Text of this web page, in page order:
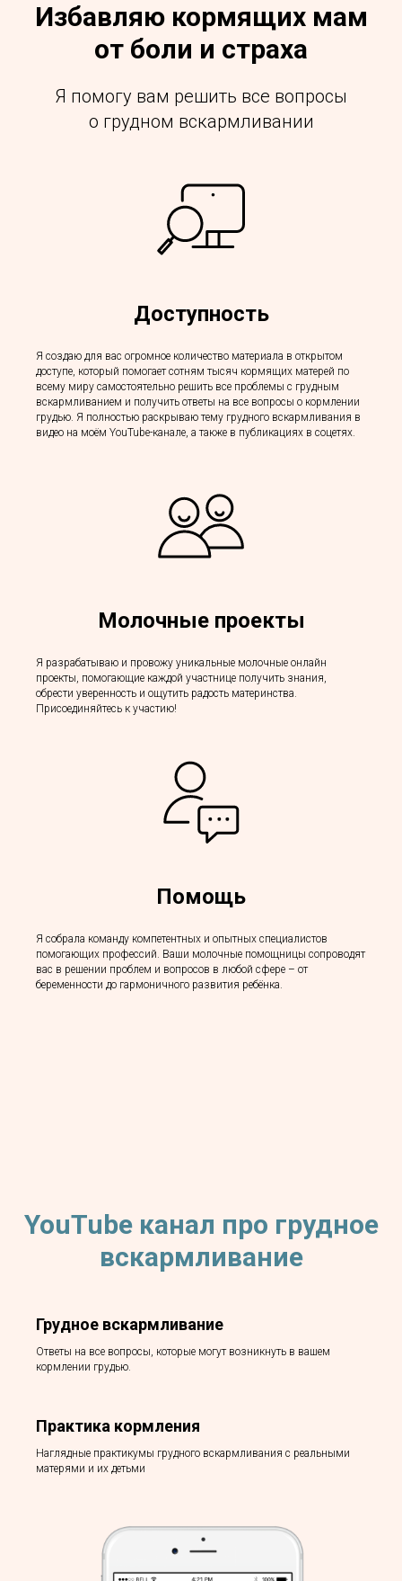
Избавляю кормящих мам
от боли и страха
Я помогу вам решить все вопросы
о грудном вскармливании
Доступность
Я создаю для вас огромное количество материала в открытом
доступе, который помогает сотням тысяч кормящих матерей по
всему миру самостоятельно решить все проблемы с грудным
вскармливанием и получить ответы на все вопросы о кормлении
грудью. Я полностью раскрываю тему грудного вскармливания в
видео на моём YouTube-канале, а также в публикациях в соцетях.
Молочные проекты
Я разрабатываю и провожу уникальные молочные онлайн
проекты, помогающие каждой участнице получить знания,
обрести уверенность и ощутить радость материнства.
Присоединяйтесь к участию!
Помощь
Я собрала команду компетентных и опытных специалистов
помогающих профессий. Ваши молочные помощницы сопроводят
вас в решении проблем и вопросов в любой сфере – от
беременности до гармоничного развития ребёнка.
YouTube канал про грудное
вскармливание
Грудное вскармливание
Ответы на все вопросы, которые могут возникнуть в вашем
кормлении грудью.
Практика кормления
Наглядные практикумы грудного вскармливания с реальными
матерями и их детьми